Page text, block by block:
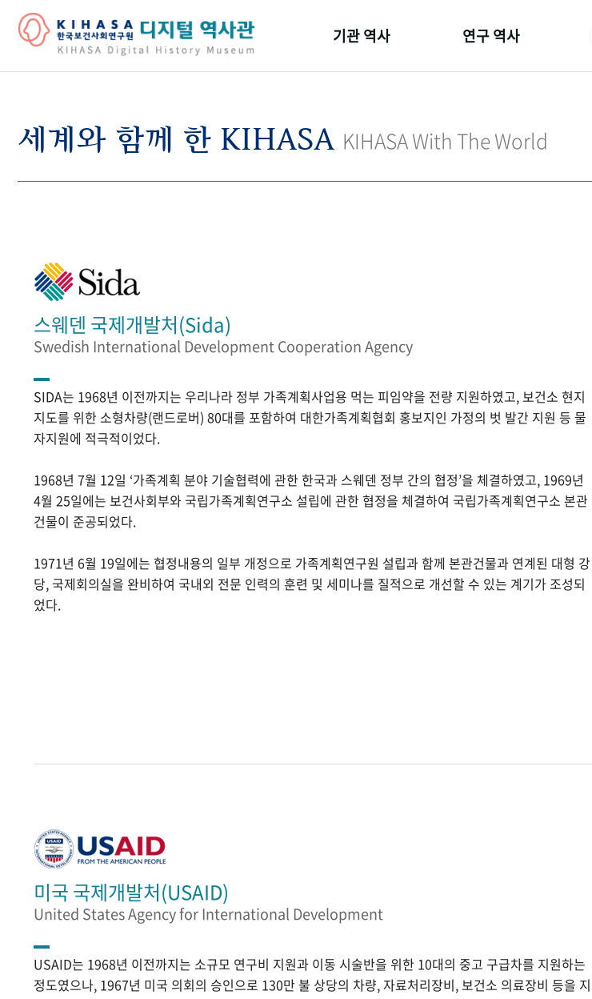
기관 역사 연구 역사
키워드로 보는 연구 역사
세계와 함께 한 KIHASA KIHASA With The World
스웨덴 국제개발처(Sida)
Swedish International Development Cooperation Agency
SIDA는 1968년 이전까지는 우리나라 정부 가족계획사업용 먹는 피임약을 전량 지원하였고, 보건소 현지
지도를 위한 소형차량(랜드로버) 80대를 포함하여 대한가족계획협회 홍보지인 가정의 벗 발간 지원 등 물
자지원에 적극적이었다.
1968년 7월 12일 ‘가족계획 분야 기술협력에 관한 한국과 스웨덴 정부 간의 협정’을 체결하였고, 1969년
4월 25일에는 보건사회부와 국립가족계획연구소 설립에 관한 협정을 체결하여 국립가족계획연구소 본관
건물이 준공되었다.
1971년 6월 19일에는 협정내용의 일부 개정으로 가족계획연구원 설립과 함께 본관건물과 연계된 대형 강
당, 국제회의실을 완비하여 국내외 전문 인력의 훈련 및 세미나를 질적으로 개선할 수 있는 계기가 조성되
었다.
미국 국제개발처(USAID)
United States Agency for International Development
USAID는 1968년 이전까지는 소규모 연구비 지원과 이동 시술반을 위한 10대의 중고 구급차를 지원하는
정도였으나, 1967년 미국 의회의 승인으로 130만 불 상당의 차량, 자료처리장비, 보건소 의료장비 등을 지